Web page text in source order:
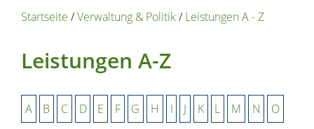
Startseite /Verwaltung & Politik/Leistungen A - Z
Leistungen A-Z
A B C D E F G H I J K L M N O